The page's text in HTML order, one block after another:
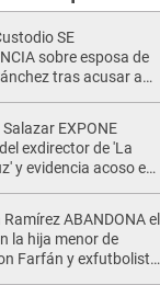
SE
sobre esposa de
tras acusar a
EXPONE
exdirector de 'La
y evidencia acoso e
ABANDONA el
la hija menor de
Farfán y exfutbolista